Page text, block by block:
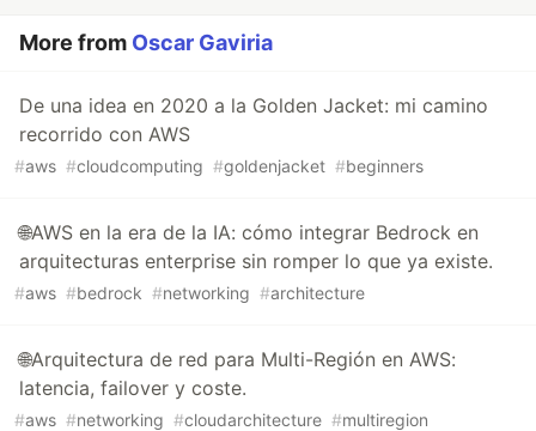
More from Oscar Gaviria
De una idea en 2020 a la Golden Jacket: mi camino
recorrido con AWS
#aws #cloudcomputing #goldenjacket #beginners
🌐AWS en la era de la IA: cómo integrar Bedrock en
arquitecturas enterprise sin romper lo que ya existe.
#aws #bedrock #networking #architecture
🌐Arquitectura de red para Multi-Región en AWS:
latencia, failover y coste.
#aws #networking #cloudarchitecture #multiregion